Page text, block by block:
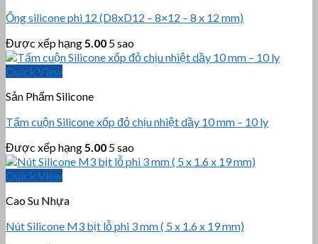
Ống silicone phi 12 (D8xD12 – 8×12 – 8 x 12 mm)
Được xếp hạng5.00 5 sao
Quick View
Sản Phẩm Silicone
Tấm cuộn Silicone xốp đỏ chịu nhiệt dầy 10 mm – 10 ly
Được xếp hạng5.00 5 sao
Quick View
Cao Su Nhựa
Nút Silicone M3 bịt lỗ phi 3 mm ( 5 x 1.6 x 19 mm)